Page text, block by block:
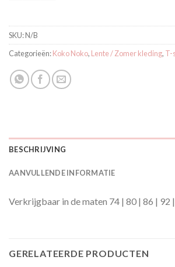
SKU:N/B
Categorieën:Koko Noko, Lente / Zomer kleding, T-
BESCHRIJVING
AANVULLENDE INFORMATIE
Verkrijgbaar in de maten 74 | 80 | 86 | 92
GERELATEERDE PRODUCTEN